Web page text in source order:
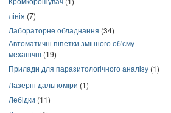
лінія (7)
Лабораторне обладнання (34)
Автоматичні піпетки змінного об'єму
механічні (19)
Прилади для паразитологічного аналізу (1)
Лазерні дальноміри (1)
Лебідки (11)